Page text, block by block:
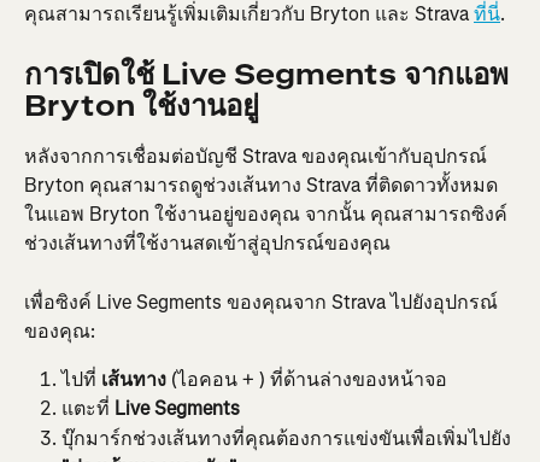
คุณสามารถเรียนรู้เพิ่มเติมเกี่ยวกับ Bryton และ Strava ที่นี่.
การเปิดใช้ Live Segments จากแอพ
Bryton ใช้งานอยู่
หลังจากการเชื่อมต่อบัญชี Strava ของคุณเข้ากับอุปกรณ์
Bryton คุณสามารถดูช่วงเส้นทาง Strava ที่ติดดาวทั้งหมด
ในแอพ Bryton ใช้งานอยู่ของคุณ จากนั้น คุณสามารถซิงค์
ช่วงเส้นทางที่ใช้งานสดเข้าสู่อุปกรณ์ของคุณ
เพื่อซิงค์ Live Segments ของคุณจาก Strava ไปยังอุปกรณ์
ของคุณ:
ไปที่ เส้นทาง (ไอคอน + ) ที่ด้านล่างของหน้าจอ
แตะที่ Live Segments
บุ๊กมาร์กช่วงเส้นทางที่คุณต้องการแข่งขันเพื่อเพิ่มไปยัง